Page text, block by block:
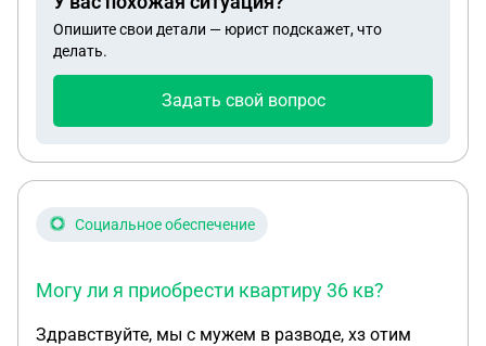
ж, чтобы можно было м переехать с ребенком в
квартиру бабушки и что может сделать бывшая
если передумает, может ли она забрать ребенка и
или что то еще?
Опишите свои детали — юрист подскажет, что
делать.
Задать свой вопрос
Социальное обеспечение
Могу ли я приобрести квартиру 36 кв?
Здравствуйте, мы с мужем в разводе, хз отим